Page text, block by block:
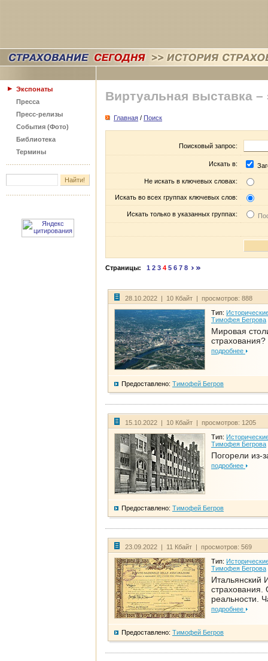
Экспонаты
Пресса
Пресс-релизы
События (Фото)
Библиотека
Термины
Виртуальная выставка –
Главная / Поиск
Поисковый запрос:
Искать в:
Не искать в ключевых словах:
Искать во всех группах ключевых слов:
Искать только в указанных группах:
Страницы: 1 2 3 4 5 6 7 8
28.10.2022 | 10 Кбайт | просмотров: 888
Тип:
Тимофея Бегрова
Мировая
страхования?
подробнее
Предоставлено: Тимофей Бегров
15.10.2022 | 10 Кбайт | просмотров: 1205
Тип:
Тимофея Бегрова
Погорели из-
подробнее
Предоставлено: Тимофей Бегров
23.09.2022 | 11 Кбайт | просмотров: 569
Тип:
Тимофея Бегрова
Итальянский
страхования.
реальности.
подробнее
Предоставлено: Тимофей Бегров